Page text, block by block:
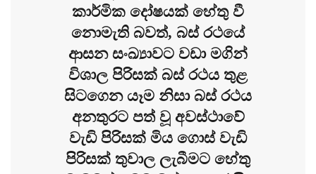
කාර්මික දෝෂයක් හේතු වී
නොමැති බවත්, බස් රථයේ
ආසන සංඛ්‍යාවට වඩා මගින්
විශාල පිරිසක් බස් රථය තුළ
සිටගෙන යෑම නිසා බස් රථය
අනතුරට පත් වූ අවස්ථාවේ
වැඩි පිරිසක් මිය ගොස් වැඩි
පිරිසක් තුවාල ලැබීමට හේතු